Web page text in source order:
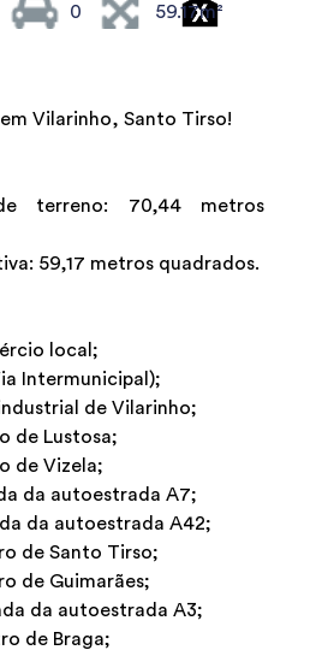
0 59.17m²
Vilarinho, Santo Tirso!
terreno: 70,44 metros
59,17 metros quadrados.
local;
Intermunicipal);
de Vilarinho;
de Lustosa;
de Vizela;
da autoestrada A7;
da autoestrada A42;
de Santo Tirso;
de Guimarães;
da autoestrada A3;
de Braga;